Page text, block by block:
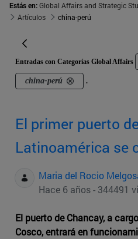
Estás en:Global Affairs and Strategic
Artículos
china-perú
Entradas con Categorías Global Affairs
china-perú .
El primer puerto
Latinoamérica se
Maria del Rocio
Hace 6 años - 344491
El puerto de Chancay, a
Cosco, entrará en